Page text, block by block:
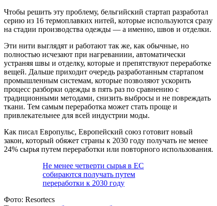
Чтобы решить эту проблему, бельгийский стартап разработал
серию из 16 термоплавких нитей, которые используются сразу
на стадии производства одежды — а именно, швов и отделки.
Эти нити выглядят и работают так же, как обычные, но
полностью исчезают при нагреваниии, автоматически
устраняя швы и отделку, которые и препятствуют переработке
вещей. Дальше приходит очередь разработанным стартапом
промышленным системам, которые позволяют ускорить
процесс разборки одежды в пять раз по сравнению с
традиционными методами, снизить выбросы и не повреждать
ткани. Тем самым переработка может стать проще и
привлекательнее для всей индустрии моды.
Как писал Европульс, Европейский союз готовит новый
закон, который обяжет страны к 2030 году получать не менее
24% сырья путем переработки или повторного использования.
Не менее четверти сырья в ЕС
собираются получать путем
переработки к 2030 году
Фото: Resortecs